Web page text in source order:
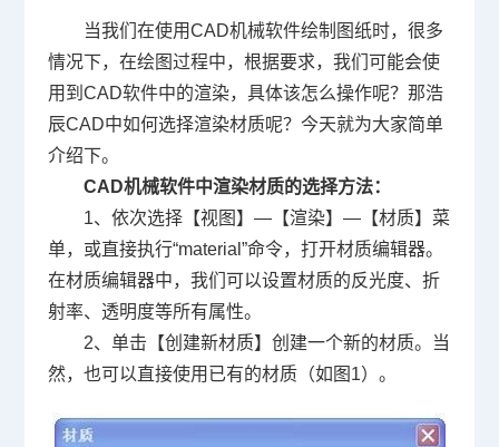
当我们在使用CAD机械软件绘制图纸时，很多
情况下，在绘图过程中，根据要求，我们可能会使
用到 CAD软件中的渲染，具体该怎么操作呢？那浩
辰CAD中如何选择渲染材质呢？今天就为大家简单
介绍下。
CAD机械软件中渲染材质的选择方法：
1、依次选择【视图】—【渲染】—【材质】菜
单，或直接执行“material ”命令，打开材质编辑器。
在材质编辑器中，我们可以设置材质的反光度、折
射率、透明度等所有属性。
2、单击【创建新材质】创建一个新的材质。当
然，也可以直接使用已有的材质（如图 1）。